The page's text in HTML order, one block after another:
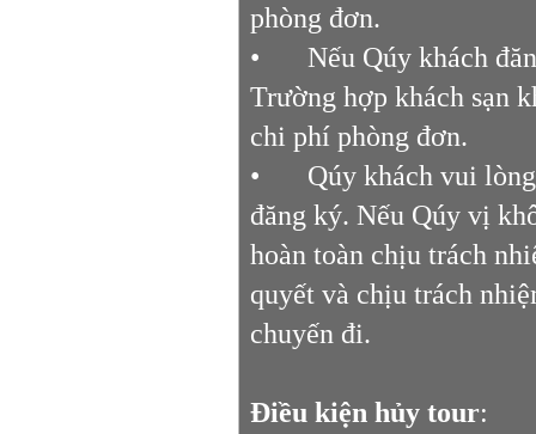
phòng đơn.
•
Nếu Qúy khách
Trường hợp khách sạn
chi phí phòng đơn.
•
Qúy khách vui
đăng ký. Nếu Qúy vị
hoàn toàn chịu trách
quyết và chịu trách
chuyến đi.
Điều kiện hủy tour: